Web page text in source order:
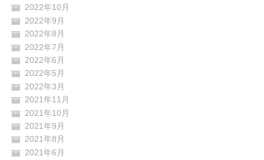
2022年10月
2022年9月
2022年8月
2022年7月
2022年6月
2022年5月
2022年3月
2021年11月
2021年10月
2021年9月
2021年8月
2021年6月